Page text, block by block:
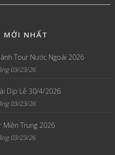
MỚI NHẤT
Tour Nước Ngoài 2026
03/23/26
Dịp Lễ 30/4/2026
03/23/26
Miền Trung 2026
03/23/26